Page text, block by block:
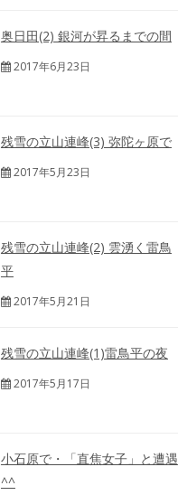
奥日田(2) 銀河が昇るまでの間
2017年6月23日
残雪の立山連峰(3) 弥陀ヶ原で
2017年5月23日
残雪の立山連峰(2) 雲湧く雷鳥
平
2017年5月21日
残雪の立山連峰(1)雷鳥平の夜
2017年5月17日
小石原で・「直焦女子」と遭遇
^^